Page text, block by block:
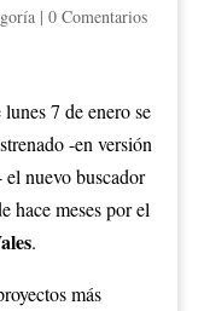
| 0 Comentarios
lunes 7 de enero se
-en versión
el nuevo buscador
hace meses por el
.
más